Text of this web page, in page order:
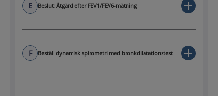
E Beslut: Åtgärd efter FEV1/FEV6-mätning
F Beställ dynamisk spirometri med bronkdilatationstest